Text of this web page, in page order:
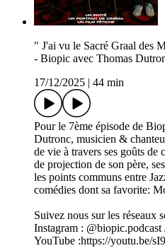
" J'ai vu le Sacré Graal des
- Biopic avec Thomas
17/12/2025
44 min
Pour le 7ème épisode de
Dutronc, musicien &
de vie à travers ses goûts de
de projection de son père,
les points communs entre
comédies dont sa favorite:
Suivez nous sur les réseaux
Instagram : @biopic.podcast
YouTube :https://youtu.be/